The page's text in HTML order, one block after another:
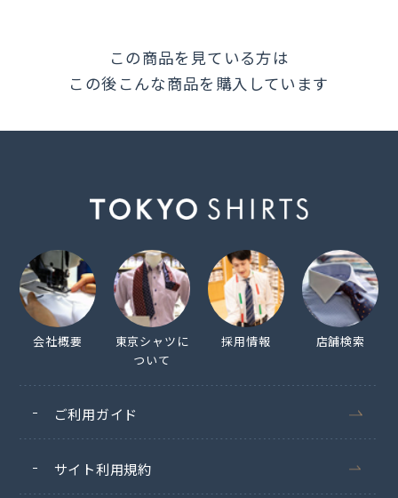
この商品を見ている方は
この後こんな商品を購入しています
会社概要
東京シャツに
ついて
採用情報 店舗検索
ご利用ガイド
サイト利用規約